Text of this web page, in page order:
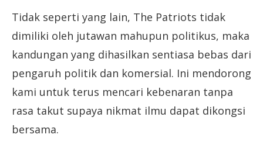
Tidak seperti yang lain, The Patriots tidak
dimiliki oleh jutawan mahupun politikus, maka
kandungan yang dihasilkan sentiasa bebas dari
pengaruh politik dan komersial. Ini mendorong
kami untuk terus mencari kebenaran tanpa
rasa takut supaya nikmat ilmu dapat dikongsi
bersama.